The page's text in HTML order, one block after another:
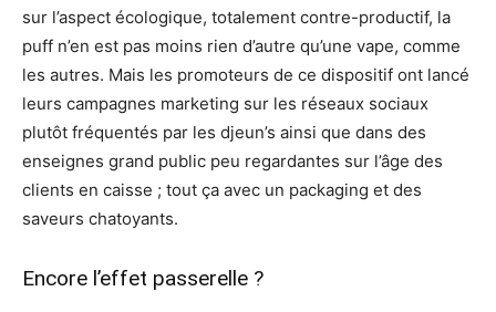
sur l’aspect écologique, totalement contre-productif, la
puff n’en est pas moins rien d’autre qu’une vape, comme
les autres. Mais les promoteurs de ce dispositif ont lancé
leurs campagnes marketing sur les réseaux sociaux
plutôt fréquentés par les djeun’s ainsi que dans des
enseignes grand public peu regardantes sur l’âge des
clients en caisse ; tout ça avec un packaging et des
saveurs chatoyants.
Encore l’effet passerelle ?